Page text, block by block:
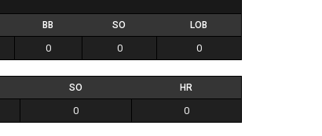
BB SO LOB
0 0 0
SO HR
0 0